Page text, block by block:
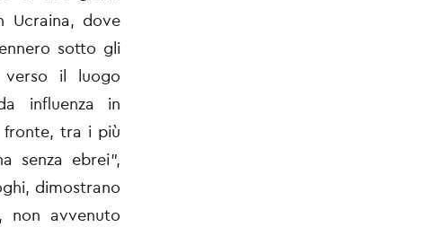
Ucraina, dove
sotto gli
verso il luogo
influenza in
fronte, tra i più
senza ebrei”,
dimostrano
non avvenuto